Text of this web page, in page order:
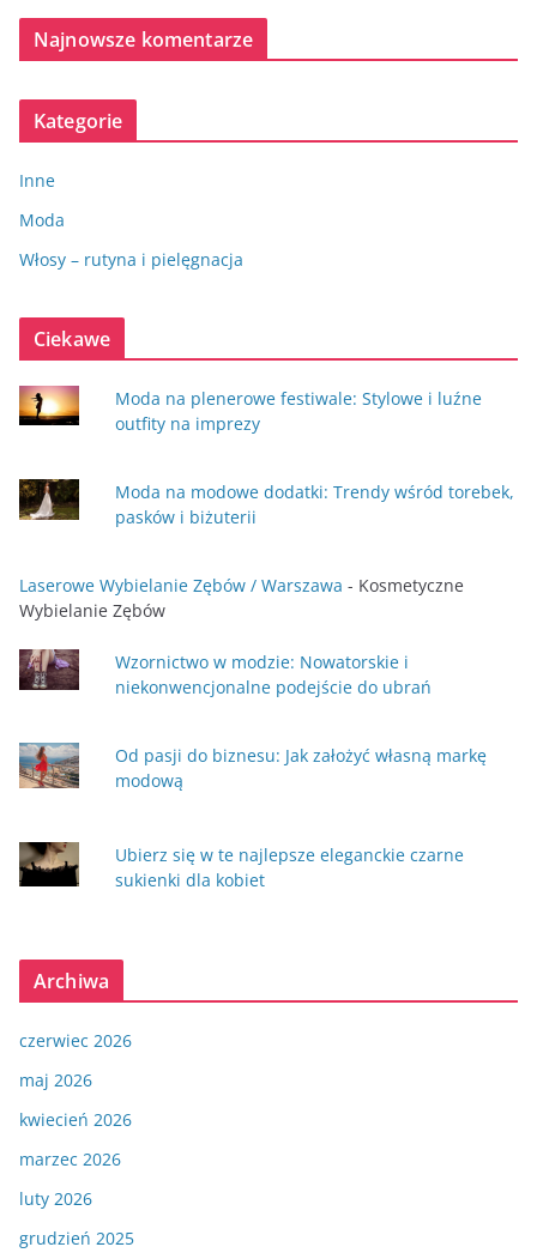
Najnowsze komentarze
Kategorie
Inne
Moda
Włosy – rutyna i pielęgnacja
Ciekawe
Moda na plenerowe festiwale: Stylowe i luźne
outfity na imprezy
Moda na modowe dodatki: Trendy wśród torebek,
pasków i biżuterii
Laserowe Wybielanie Zębów / Warszawa - Kosmetyczne
Wybielanie Zębów
Wzornictwo w modzie: Nowatorskie i
niekonwencjonalne podejście do ubrań
Od pasji do biznesu: Jak założyć własną markę
modową
Ubierz się w te najlepsze eleganckie czarne
sukienki dla kobiet
Archiwa
czerwiec 2026
maj 2026
kwiecień 2026
marzec 2026
luty 2026
grudzień 2025